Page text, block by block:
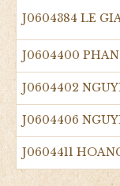
J0604384 LE
J0604400
J0604402
J0604406
J0604411